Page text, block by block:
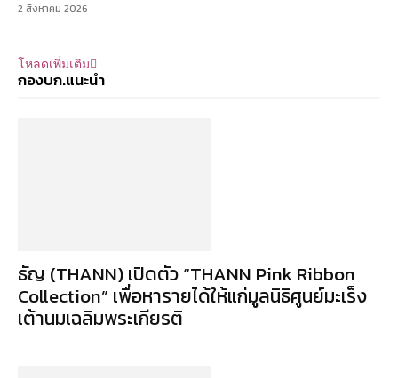
2 สิงหาคม 2026
โหลดเพิ่มเติม
กองบก.แนะนำ
ธัญ (THANN) เปิดตัว “THANN Pink Ribbon
Collection” เพื่อหารายได้ให้แก่มูลนิธิศูนย์มะเร็ง
เต้านมเฉลิมพระเกียรติ